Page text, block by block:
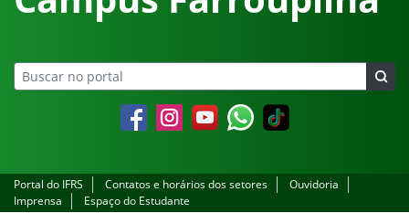
FacebookInstagramYouTubeWhatsapp
Portal do IFRS Contatos e horários dos setores
Ouvidoria
Imprensa
Espaço do Estudante